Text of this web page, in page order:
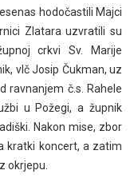
hodočastili Majci
Zlatara uzvratili su
crkvi Sv. Marije
vlč Josip Čukman, uz
ravnanjem č.s. Rahele
u Požegi, a župnik
Nakon mise, zbor
kratki koncert, a zatim
okrjepu.